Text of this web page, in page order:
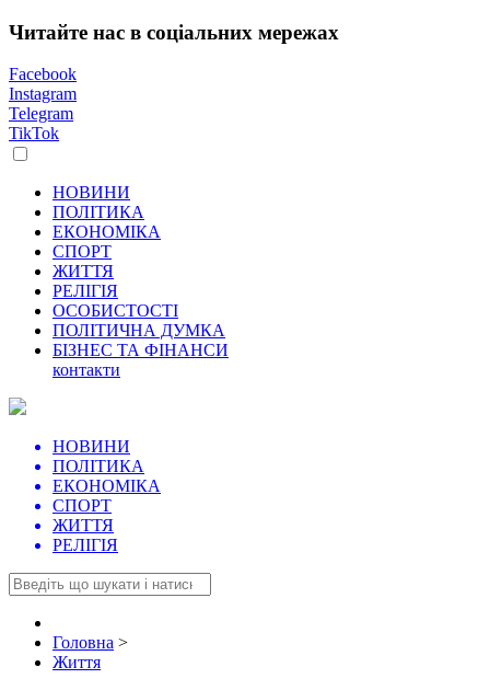
Читайте нас в соціальних мережах
Facebook
Instagram
Telegram
TikTok
НОВИНИ
ПОЛІТИКА
ЕКОНОМІКА
СПОРТ
ЖИТТЯ
РЕЛІГІЯ
ОСОБИСТОСТІ
ПОЛІТИЧНА ДУМКА
БІЗНЕС ТА ФІНАНСИ
контакти
НОВИНИ
ПОЛІТИКА
ЕКОНОМІКА
СПОРТ
ЖИТТЯ
РЕЛІГІЯ
Головна >
Життя